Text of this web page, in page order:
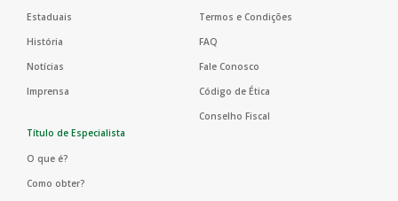
Estaduais
História
Notícias
Imprensa
Termos e Condições
FAQ
Fale Conosco
Código de Ética
Conselho Fiscal
Título de Especialista
O que é?
Como obter?